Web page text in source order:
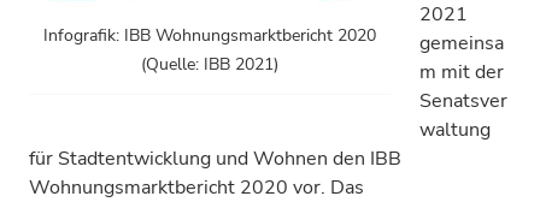
Infografik: IBB Wohnungsmarktbericht 2020
(Quelle: IBB 2021)
2021
gemeinsa
m mit der
Senatsver
waltung
für Stadtentwicklung und Wohnen den IBB
Wohnungsmarktbericht 2020 vor. Das